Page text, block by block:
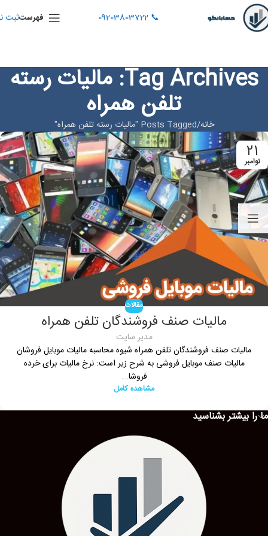
📞 09203803722 فهرستثبت
Tag Archives: مالیات رسته
تلفن همراه
خانه Posts Tagged "مالیات رسته تلفن همراه"
21
نوامبر
مقالات
مالیات صنف فروشندگان تلفن همراه
مدیر سایت
مالیات صنف فروشندگان تلفن همراه شیوه محاسبه مالیات موبایل فروشان
مالیات صنف موبایل فروشی به شرح زیر است: نرخ مالیات برای خرده
فروشا...
مشاهده کامل
ما را بیشتر بشناسید